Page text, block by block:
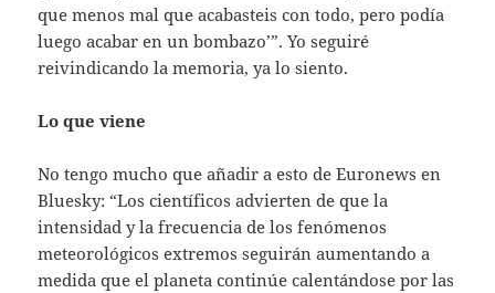
que menos mal que acabasteis con todo, pero podía
luego acabar en un bombazo’”. Yo seguiré
reivindicando la memoria, ya lo siento.
Lo que viene
No tengo mucho que añadir a esto de Euronews en
Bluesky: “Los científicos advierten de que la
intensidad y la frecuencia de los fenómenos
meteorológicos extremos seguirán aumentando a
medida que el planeta continúe calentándose por las